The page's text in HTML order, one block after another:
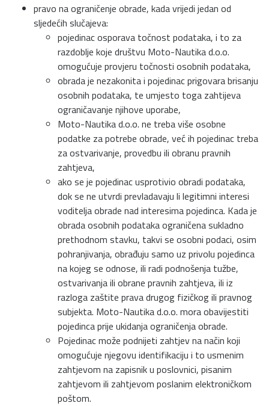
pravo na ograničenje obrade, kada vrijedi jedan od
sljedećih slučajeva:
pojedinac osporava točnost podataka, i to za
razdoblje koje društvu Moto-Nautika d.o.o.
omogućuje provjeru točnosti osobnih podataka,
obrada je nezakonita i pojedinac prigovara brisanju
osobnih podataka, te umjesto toga zahtijeva
ograničavanje njihove uporabe,
Moto-Nautika d.o.o. ne treba više osobne
podatke za potrebe obrade, već ih pojedinac treba
za ostvarivanje, provedbu ili obranu pravnih
zahtjeva,
ako se je pojedinac usprotivio obradi podataka,
dok se ne utvrdi prevladavaju li legitimni interesi
voditelja obrade nad interesima pojedinca. Kada je
obrada osobnih podataka ograničena sukladno
prethodnom stavku, takvi se osobni podaci, osim
pohranjivanja, obrađuju samo uz privolu pojedinca
na kojeg se odnose, ili radi podnošenja tužbe,
ostvarivanja ili obrane pravnih zahtjeva, ili iz
razloga zaštite prava drugog fizičkog ili pravnog
subjekta. Moto-Nautika d.o.o. mora obavijestiti
pojedinca prije ukidanja ograničenja obrade.
Pojedinac može podnijeti zahtjev na način koji
omogućuje njegovu identifikaciju i to usmenim
zahtjevom na zapisnik u poslovnici, pisanim
zahtjevom ili zahtjevom poslanim elektroničkom
poštom.